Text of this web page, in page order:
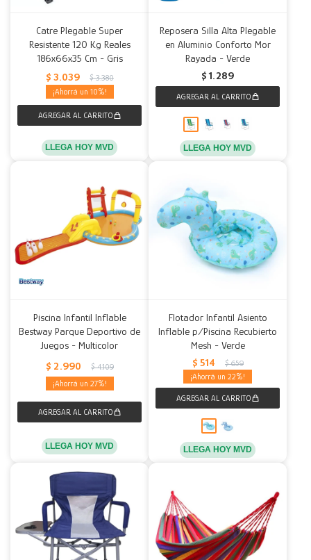
Catre Plegable Super
Resistente 120 Kg Reales
186x66x35 Cm - Gris
$ 3.039 $ 3.380
10
LLEGA HOY MVD
Reposera Silla Alta Plegable
en Aluminio Conforto Mor
Rayada - Verde
$ 1.289
LLEGA HOY MVD
Piscina Infantil Inflable
Bestway Parque Deportivo de
Juegos - Multicolor
$ 2.990 $ 4.109
27
LLEGA HOY MVD
Flotador Infantil Asiento
Inflable p/Piscina Recubierto
Mesh - Verde
$ 514 $ 659
22
LLEGA HOY MVD